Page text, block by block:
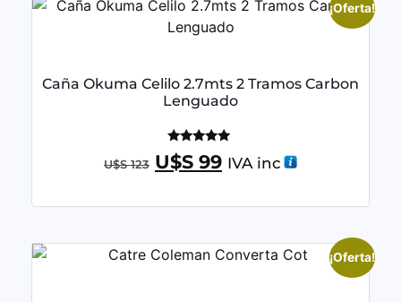
¡Oferta!
Caña Okuma Celilo 2.7mts 2 Tramos Carbon
Lenguado
Valorado
con
5.00
U$S123 U$S 99 IVA inc
¡Oferta!